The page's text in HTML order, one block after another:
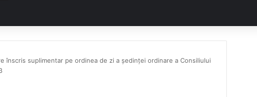
înscris suplimentar pe ordinea de zi a ședinței ordinare a Consiliului